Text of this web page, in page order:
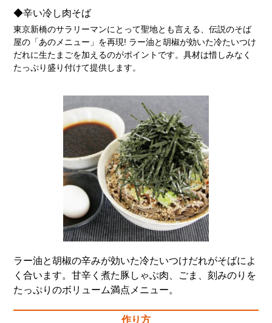
◆辛い冷し肉そば
東京新橋のサラリーマンにとって聖地とも言える、伝説のそば
屋の「あのメニュー」を再現! ラー油と胡椒が効いた冷たいつけ
だれに生たまごを加えるのがポイントです。具材は惜しみなく
たっぷり盛り付けて提供します。
ラー油と胡椒の辛みが効いた冷たいつけだれがそばによ
く合います。甘辛く煮た豚しゃぶ肉、ごま、刻みのりを
たっぷりのボリューム満点メニュー。
作り方